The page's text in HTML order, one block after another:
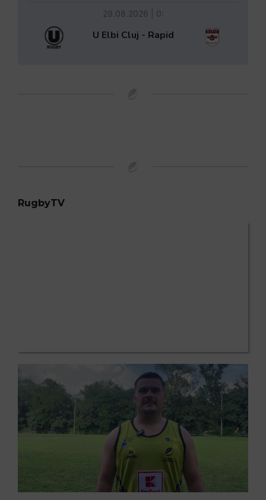
29.08.2026 | 0:
U Elbi Cluj - Rapid
RugbyTV